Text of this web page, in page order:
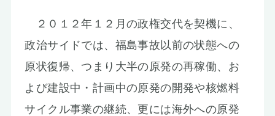
２０１２年１２月の政権交代を契機に、
政治サイドでは、福島事故以前の状態への
原状復帰、つまり大半の原発の再稼働、お
よび建設中・計画中の原発の開発や核燃料
サイクル事業の継続、更には海外への原発